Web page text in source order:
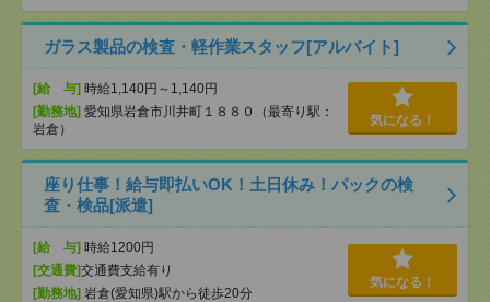
ガラス製品の検査・軽作業スタッフ[アルバイト]
[給 与] 時給1,140円～1,140円
[勤務地] 愛知県岩倉市川井町１８８０（最寄り駅：
岩倉）
気になる！
座り仕事！給与即払いOK！土日休み！パックの検
査・検品[派遣]
[給 与] 時給1200円
[交通費]交通費支給有り
[勤務地] 岩倉(愛知県)駅から徒歩20分
気になる！